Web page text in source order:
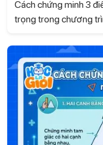
Cách chứng minh 3
trọng trong chương
thức với cuộc sống,
phương pháp chứng
linh hoạt khi làm bài.